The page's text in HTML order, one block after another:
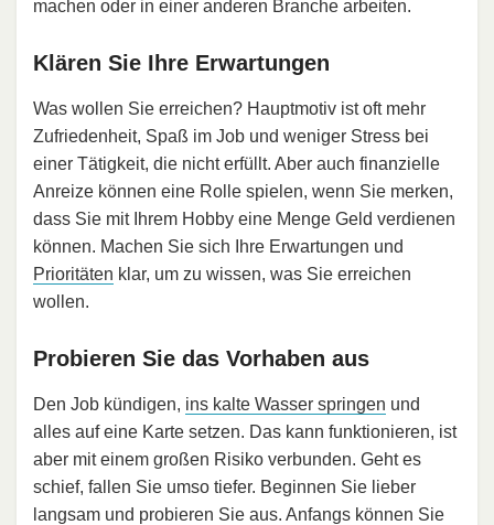
machen oder in einer anderen Branche arbeiten.
Klären Sie Ihre Erwartungen
Was wollen Sie erreichen? Hauptmotiv ist oft mehr
Zufriedenheit, Spaß im Job und weniger Stress bei
einer Tätigkeit, die nicht erfüllt. Aber auch finanzielle
Anreize können eine Rolle spielen, wenn Sie merken,
dass Sie mit Ihrem Hobby eine Menge Geld verdienen
können. Machen Sie sich Ihre Erwartungen und
Prioritäten klar, um zu wissen, was Sie erreichen
wollen.
Probieren Sie das Vorhaben aus
Den Job kündigen, ins kalte Wasser springen und
alles auf eine Karte setzen. Das kann funktionieren, ist
aber mit einem großen Risiko verbunden. Geht es
schief, fallen Sie umso tiefer. Beginnen Sie lieber
langsam und probieren Sie aus. Anfangs können Sie